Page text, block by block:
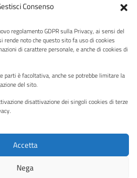
Consenso
regolamento GDPR sulla Privacy, ai sensi del
noto che questo sito fa uso di cookies
di carattere personale, e anche di cookies di
parti è facoltativa, anche se potrebbe limitare la
del sito.
disattivazione dei singoli cookies di terze
Accetta
Nega
sito
Mappa del sito